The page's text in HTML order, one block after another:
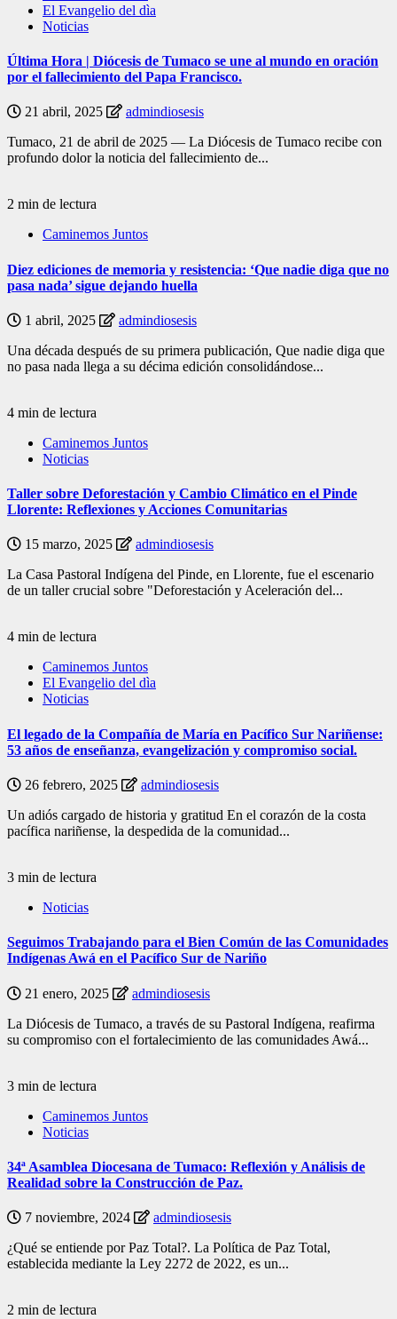
El Evangelio del dìa
Noticias
Última Hora | Diócesis de Tumaco se une al mundo en oración
por el fallecimiento del Papa Francisco.
21 abril, 2025
admindiosesis
Tumaco, 21 de abril de 2025 — La Diócesis de Tumaco recibe con
profundo dolor la noticia del fallecimiento de...
2 min de lectura
Caminemos Juntos
Diez ediciones de memoria y resistencia: ‘Que nadie diga que no
pasa nada’ sigue dejando huella
1 abril, 2025
admindiosesis
Una década después de su primera publicación, Que nadie diga que
no pasa nada llega a su décima edición consolidándose...
4 min de lectura
Caminemos Juntos
Noticias
Taller sobre Deforestación y Cambio Climático en el Pinde
Llorente: Reflexiones y Acciones Comunitarias
15 marzo, 2025
admindiosesis
La Casa Pastoral Indígena del Pinde, en Llorente, fue el escenario
de un taller crucial sobre "Deforestación y Aceleración del...
4 min de lectura
Caminemos Juntos
El Evangelio del dìa
Noticias
El legado de la Compañía de María en Pacífico Sur Nariñense:
53 años de enseñanza, evangelización y compromiso social.
26 febrero, 2025
admindiosesis
Un adiós cargado de historia y gratitud En el corazón de la costa
pacífica nariñense, la despedida de la comunidad...
3 min de lectura
Noticias
Seguimos Trabajando para el Bien Común de las Comunidades
Indígenas Awá en el Pacífico Sur de Nariño
21 enero, 2025
admindiosesis
La Diócesis de Tumaco, a través de su Pastoral Indígena, reafirma
su compromiso con el fortalecimiento de las comunidades Awá...
3 min de lectura
Caminemos Juntos
Noticias
34ª Asamblea Diocesana de Tumaco: Reflexión y Análisis de
Realidad sobre la Construcción de Paz.
7 noviembre, 2024
admindiosesis
¿Qué se entiende por Paz Total?. La Política de Paz Total,
establecida mediante la Ley 2272 de 2022, es un...
2 min de lectura